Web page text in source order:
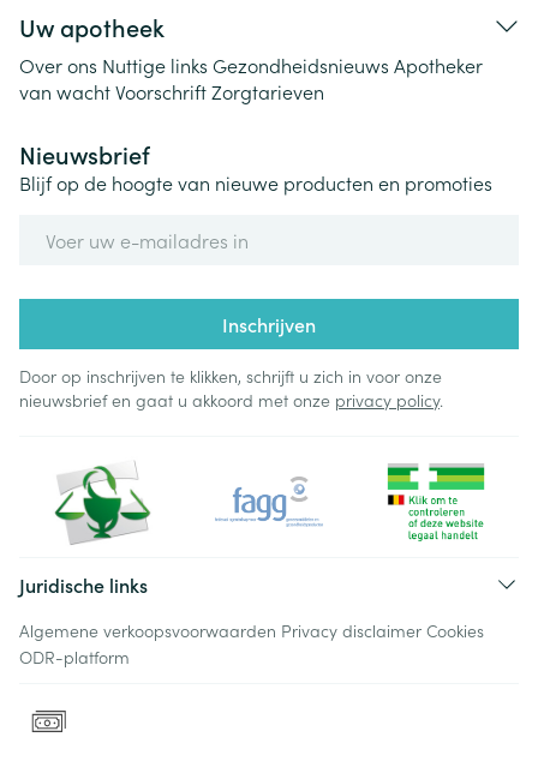
Uw apotheek
Over ons Nuttige links Gezondheidsnieuws Apotheker
van wachtVoorschriftZorgtarieven
Nieuwsbrief
Blijf op de hoogte van nieuwe producten en promoties
Inschrijven
Door op inschrijven te klikken, schrijft u zich in voor onze
nieuwsbrief en gaat u akkoord met onze privacy policy.
Juridische links
Algemene verkoopsvoorwaarden Privacy disclaimer Cookies
ODR-platform